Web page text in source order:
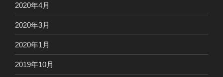
2020年4月
2020年3月
2020年1月
2019年10月